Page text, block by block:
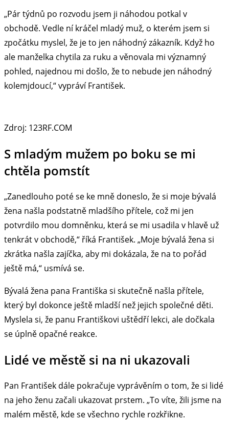
„Pár týdnů po rozvodu jsem ji náhodou potkal v
obchodě. Vedle ní kráčel mladý muž, o kterém jsem si
zpočátku myslel, že je to jen náhodný zákazník. Když ho
ale manželka chytila za ruku a věnovala mi významný
pohled, najednou mi došlo, že to nebude jen náhodný
kolemjdoucí,“ vypráví František.
Zdroj: 123RF.COM
S mladým mužem po boku se mi
chtěla pomstít
„Zanedlouho poté se ke mně doneslo, že si moje bývalá
žena našla podstatně mladšího přítele, což mi jen
potvrdilo mou domněnku, která se mi usadila v hlavě už
tenkrát v obchodě,“ říká František. „Moje bývalá žena si
zkrátka našla zajíčka, aby mi dokázala, že na to pořád
ještě má,“ usmívá se.
Bývalá žena pana Františka si skutečně našla přítele,
který byl dokonce ještě mladší než jejich společné děti.
Myslela si, že panu Františkovi uštědří lekci, ale dočkala
se úplně opačné reakce.
Lidé ve městě si na ni ukazovali
Pan František dále pokračuje vyprávěním o tom, že si lidé
na jeho ženu začali ukazovat prstem. „To víte, žili jsme na
malém městě, kde se všechno rychle rozkřikne.